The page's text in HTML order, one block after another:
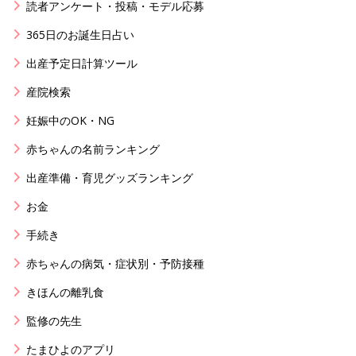
読者アンケート・投稿・モデル応募
365日のお誕生日占い
出産予定日計算ツール
産院検索
妊娠中のOK・NG
赤ちゃんの名前ランキング
出産準備・育児グッズランキング
お金
手続き
赤ちゃんの病気・症状別・予防接種
きほんの離乳食
監修の先生
たまひよのアプリ